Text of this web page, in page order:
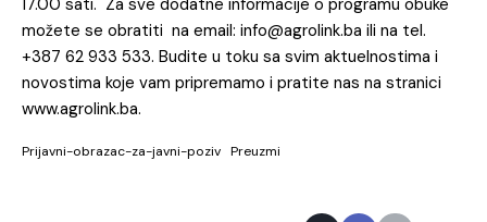
17.00 sati. Za sve dodatne informacije o programu obuke
možete se obratiti na email: info@agrolink.ba ili na tel.
+387 62 933 533. Budite u toku sa svim aktuelnostima i
novostima koje vam pripremamo i pratite nas na stranici
www.agrolink.ba.
Prijavni-obrazac-za-javni-poziv Preuzmi